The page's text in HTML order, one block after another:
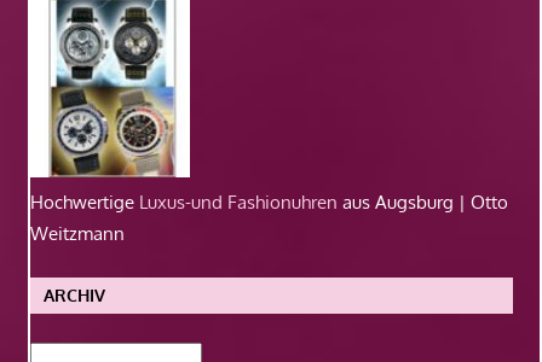
Hochwertige Luxus-und Fashionuhren aus Augsburg | Otto
Weitzmann
ARCHIV